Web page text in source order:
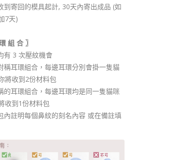
到寄回的模具起計, 30天內寄出成品 (如
7天)
組 合 〗
有 3 次壓紋機會
稱耳環組合，每邊耳環分別會掛一隻貓
將收到2份材料包
的耳環組合，每邊耳環均是同一隻貓咪
收到1份材料包
內註明每個鼻紋的刻名內容 或在備註填